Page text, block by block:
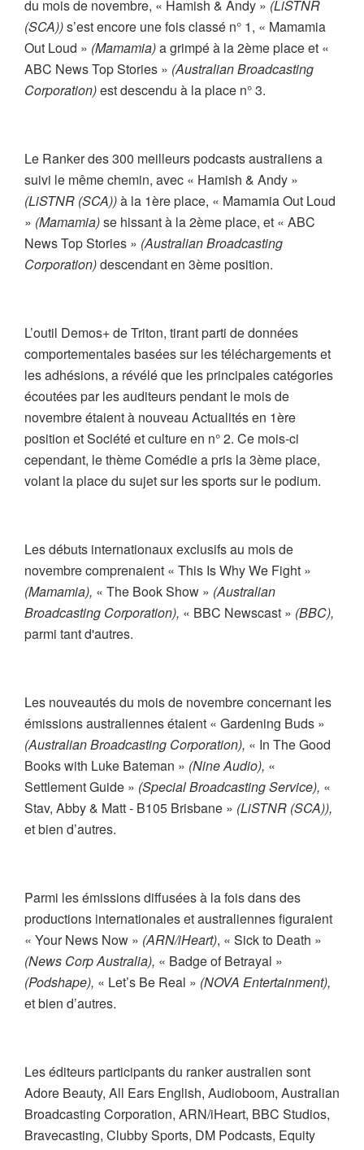
du mois de novembre, « Hamish & Andy » (LiSTNR
(SCA))s’est encore une fois classé n° 1, « Mamamia
Out Loud » (Mamamia)a grimpé à la 2ème place et «
ABC News Top Stories » (Australian Broadcasting
Corporation)est descendu à la place n° 3.
Le Ranker des 300 meilleurs podcasts australiens a
suivi le même chemin, avec « Hamish & Andy »
(LiSTNR (SCA))à la 1ère place, « Mamamia Out Loud
» (Mamamia)se hissant à la 2ème place, et « ABC
News Top Stories » (Australian Broadcasting
Corporation)descendant en 3ème position.
L’outil Demos+ de Triton, tirant parti de données
comportementales basées sur les téléchargements et
les adhésions, a révélé que les principales catégories
écoutées par les auditeurs pendant le mois de
novembre étaient à nouveau Actualités en 1ère
position et Société et culture en n° 2. Ce mois-ci
cependant, le thème Comédie a pris la 3ème place,
volant la place du sujet sur les sports sur le podium.
Les débuts internationaux exclusifs au mois de
novembre comprenaient « This Is Why We Fight »
(Mamamia), « The Book Show » (Australian
Broadcasting Corporation), « BBC Newscast » (BBC),
parmi tant d'autres.
Les nouveautés du mois de novembre concernant les
émissions australiennes étaient « Gardening Buds »
(Australian Broadcasting Corporation), « In The Good
Books with Luke Bateman » (Nine Audio), «
Settlement Guide » (Special Broadcasting Service), «
Stav, Abby & Matt - B105 Brisbane » (LiSTNR (SCA)),
et bien d’autres.
Parmi les émissions diffusées à la fois dans des
productions internationales et australiennes figuraient
« Your News Now » (ARN/iHeart), « Sick to Death »
(News Corp Australia), « Badge of Betrayal »
(Podshape), « Let’s Be Real » (NOVA Entertainment),
et bien d’autres.
Les éditeurs participants du ranker australien sont
Adore Beauty, All Ears English, Audioboom, Australian
Broadcasting Corporation, ARN/iHeart, BBC Studios,
Bravecasting, Clubby Sports, DM Podcasts, Equity